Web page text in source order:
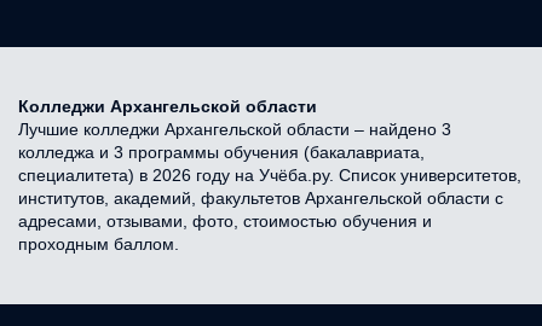
Колледжи Архангельской области
Лучшие колледжи Архангельской области – найдено 3
колледжа и 3 программы обучения (бакалавриата,
специалитета) в 2026 году на Учёба.ру. Список университетов,
институтов, академий, факультетов Архангельской области с
адресами, отзывами, фото, стоимостью обучения и
проходным баллом.